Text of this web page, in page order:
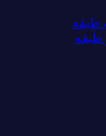
طبقه
طبقه